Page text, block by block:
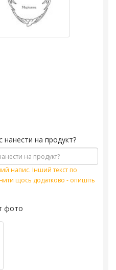
нанести на продукт?
напис. Інший текст по
щось додатково - опишіть
фото